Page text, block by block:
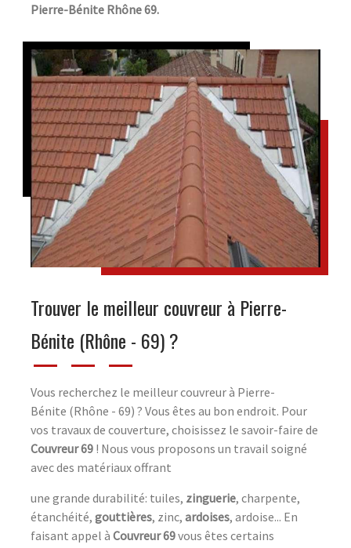
Pierre-Bénite Rhône 69.
Trouver le meilleur couvreur à Pierre-
Bénite (Rhône - 69) ?
Vous recherchez le meilleur couvreur à Pierre-
Bénite (Rhône - 69) ? Vous êtes au bon endroit. Pour
vos travaux de couverture, choisissez le savoir-faire de
Couvreur 69 ! Nous vous proposons un travail soigné
avec des matériaux offrant
une grande durabilité: tuiles, zinguerie, charpente,
étanchéité, gouttières, zinc, ardoises, ardoise... En
faisant appel à Couvreur 69vous êtes certains